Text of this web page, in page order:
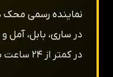
نماینده رسمی محک
در ساری، بابل،آمل و
در کمتر از ۲۴ ساعت به محل شما می‌آید.